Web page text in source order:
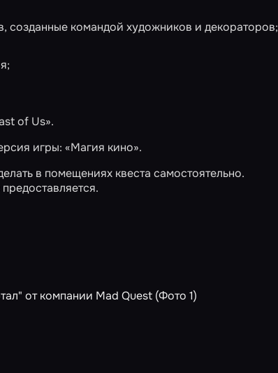
созданные командой художников и декораторов;
of Us».
игры: «Магия кино».
в помещениях квеста самостоятельно.